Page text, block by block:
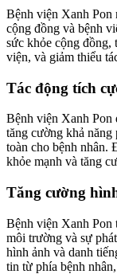
Bệnh viện Xanh Pon
cộng đồng và bệnh
sức khỏe cộng đồng,
viện, và giảm thiểu
Tác động tích
Bệnh viện Xanh Pon
tăng cường khả
toàn cho bệnh nhân.
khỏe mạnh và tăng
Tăng cường
Bệnh viện Xanh Pon
môi trường và sự
hình ảnh và danh
tin từ phía bệnh